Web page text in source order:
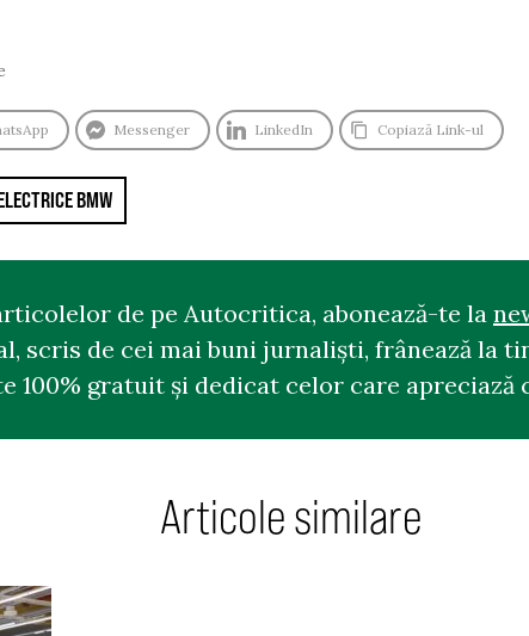
Messenger LinkedIn Copiază Link-ul
BMW
de pe Autocritica, abonează-te la
scris de cei mai buni jurnaliști, frânează la
100% gratuit și dedicat celor care
Articole similare